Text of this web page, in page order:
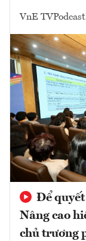
VnE TVPodcast
Để
Nâng cao
chủ trương